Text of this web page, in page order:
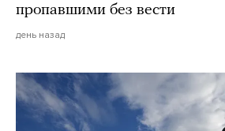
пропавшими без вести
день назад